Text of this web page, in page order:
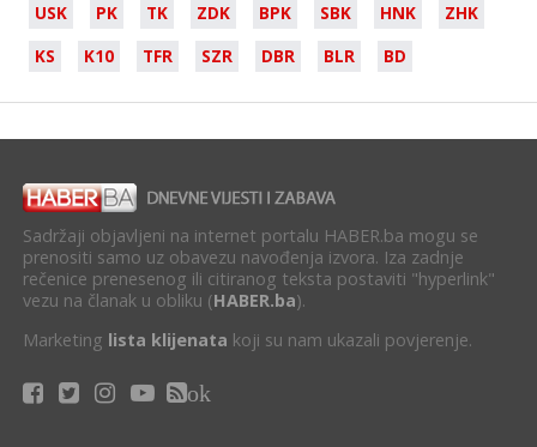
USK PK TK ZDK BPK SBK HNK
ZHK
KS
K10 TFR SZR DBR BLR BD
Sadržaji objavljeni na internet portalu HABER.ba mogu se
prenositi samo uz obavezu navođenja izvora. Iza zadnje
rečenice prenesenog ili citiranog teksta postaviti "hyperlink"
vezu na članak u obliku (HABER.ba).
Marketing lista klijenata koji su nam ukazali povjerenje.
ok